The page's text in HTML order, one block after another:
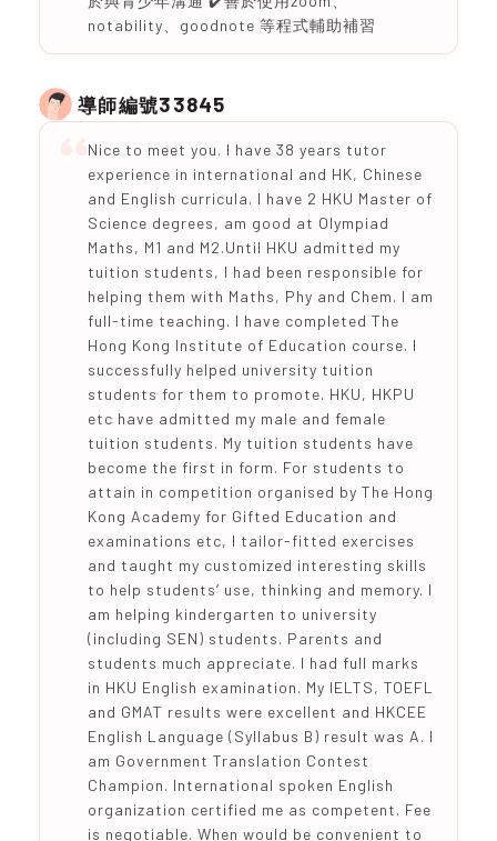
notability、goodnote 等程式輔助補習
導師編號33845
Nice to meet you. I have 38 years tutor
experience in international and HK, Chinese
and English curricula. I have 2 HKU Master of
Science degrees, am good at Olympiad
Maths, M1 and M2.Until HKU admitted my
tuition students, I had been responsible for
helping them with Maths, Phy and Chem. I am
full-time teaching. I have completed The
Hong Kong Institute of Education course. I
successfully helped university tuition
students for them to promote. HKU, HKPU
etc have admitted my male and female
tuition students. My tuition students have
become the first in form. For students to
attain in competition organised by The Hong
Kong Academy for Gifted Education and
examinations etc, I tailor-fitted exercises
and taught my customized interesting skills
to help students’ use, thinking and memory. I
am helping kindergarten to university
(including SEN) students. Parents and
students much appreciate. I had full marks
in HKU English examination. My IELTS, TOEFL
and GMAT results were excellent and HKCEE
English Language (Syllabus B) result was A. I
am Government Translation Contest
Champion. International spoken English
organization certified me as competent. Fee
is negotiable. When would be convenient to